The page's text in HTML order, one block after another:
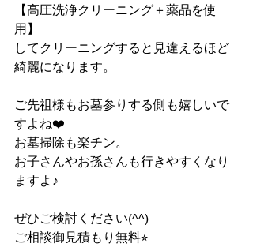
【高圧洗浄クリーニング＋薬品を使
用】
してクリーニングすると見違えるほど
綺麗になります。
ご先祖様もお墓参りする側も嬉しいで
すよね❤️
お墓掃除も楽チン。
お子さんやお孫さんも行きやすくなり
ますよ♪
ぜひご検討ください(^^)
ご相談御見積もり無料⭐︎